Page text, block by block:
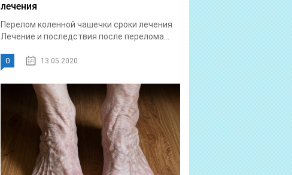
лечения
Перелом коленной чашечки сроки лечения
Лечение и последствия после перелома...
0 13.05.2020